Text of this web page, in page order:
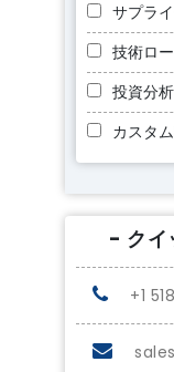
サプラ
技術ロ
投資分析
カスタ
- クイ
+1